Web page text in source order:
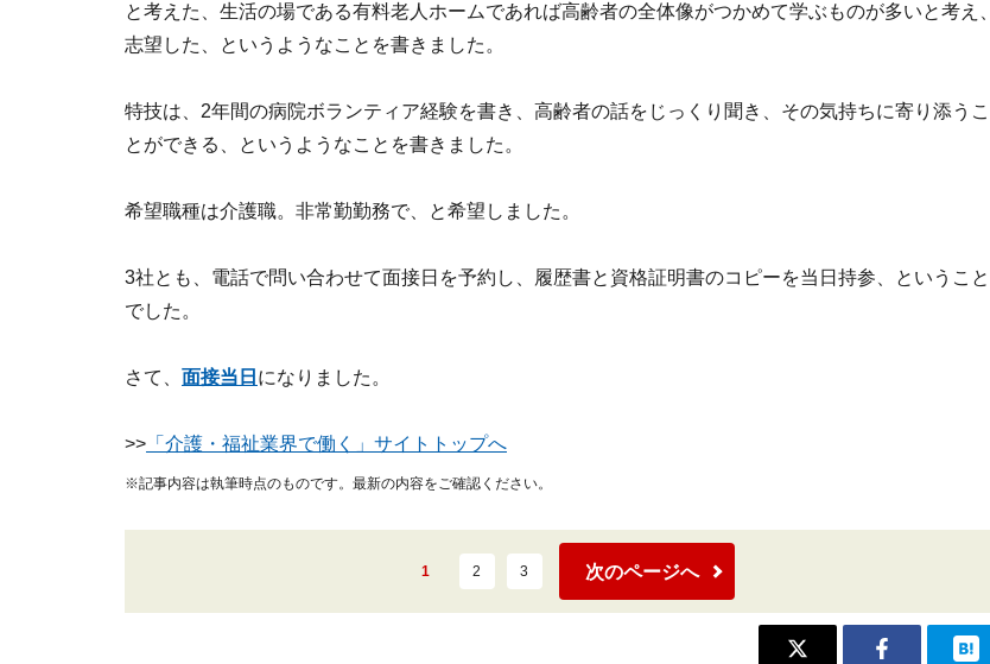
と考えた、生活の場である有料老人ホームであれば高齢者の全体像がつかめて学ぶものが多いと考え、
志望した、というようなことを書きました。
特技は、2年間の病院ボランティア経験を書き、高齢者の話をじっくり聞き、その気持ちに寄り添うこ
とができる、というようなことを書きました。
希望職種は介護職。非常勤勤務で、と希望しました。
3社とも、電話で問い合わせて面接日を予約し、履歴書と資格証明書のコピーを当日持参、ということ
でした。
さて、 面接当日 になりました。
>> 「介護・福祉業界で働く」サイトトップへ
※記事内容は執筆時点のものです。最新の内容をご確認ください。
1 2 3 次のページへ